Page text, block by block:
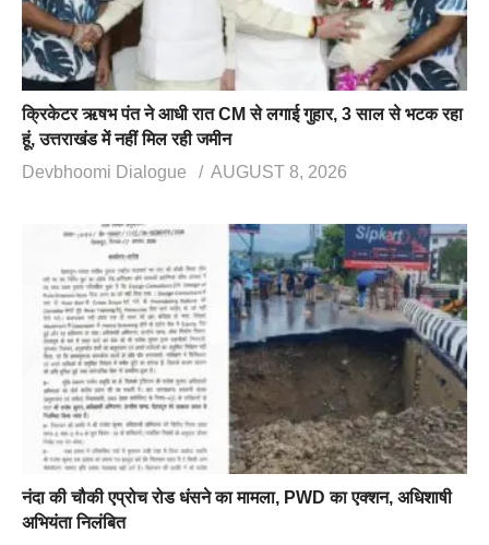
क्रिकेटर ऋषभ पंत ने आधी रात CM से लगाई गुहार, 3 साल से भटक रहा
हूं, उत्तराखंड में नहीं मिल रही जमीन
Devbhoomi Dialogue
AUGUST 8, 2026
नंदा की चौकी एप्रोच रोड धंसने का मामला, PWD का एक्शन, अधिशाषी
अभियंता निलंबित